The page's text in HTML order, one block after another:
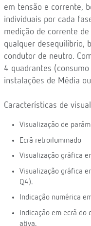
em tensão e corrente,
individuais por cada
medição de corrente
qualquer desequilíbrio,
condutor de neutro.
4 quadrantes
instalações de Média
Características de
Visualização de
Ecrã retroiluminado
Visualização gráfica
Visualização gráfica
Q4).
Indicação numérica
Indicação em ecrã
ativa.